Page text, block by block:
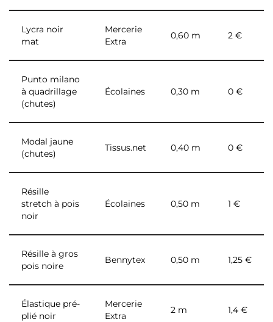
Lycra noir
mat
Mercerie
Extra
0,60 m 2 €
Punto milano
à quadrillage
(chutes)
Écolaines 0,30 m 0 €
Modal jaune
(chutes)
Tissus.net 0,40 m 0 €
Résille
stretch à pois
noir
Écolaines 0,50 m 1 €
Résille à gros
pois noire
Bennytex 0,50 m 1,25 €
Élastique pré-
plié noir
Mercerie
Extra
2 m 1,4 €